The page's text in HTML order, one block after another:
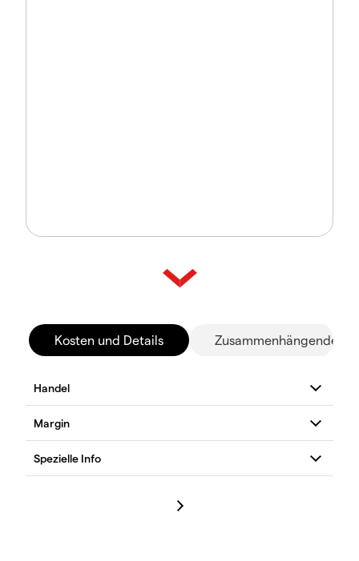
Kosten und Details Zusammenhängende